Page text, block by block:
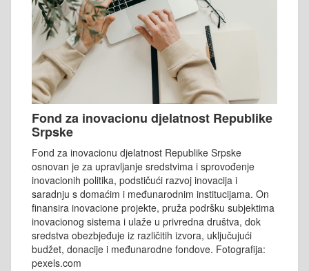
Fond za inovacionu djelatnost Republike
Srpske
Fond za inovacionu djelatnost Republike Srpske
osnovan je za upravljanje sredstvima i sprovođenje
inovacionih politika, podstičući razvoj inovacija i
saradnju s domaćim i međunarodnim institucijama. On
finansira inovacione projekte, pruža podršku subjektima
inovacionog sistema i ulaže u privredna društva, dok
sredstva obezbjeđuje iz različitih izvora, uključujući
budžet, donacije i međunarodne fondove. Fotografija:
pexels.com